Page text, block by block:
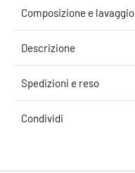
Composizione e lavaggio
Descrizione
Spedizioni e reso
Condividi